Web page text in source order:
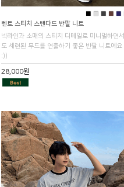
렌토 스티치 스탠다드 반팔 니트
넥라인과 소매의 스티치 디테일로 미니멀하면서
도 세련된 무드를 연출하기 좋은 반팔 니트예요
:))
28,000원